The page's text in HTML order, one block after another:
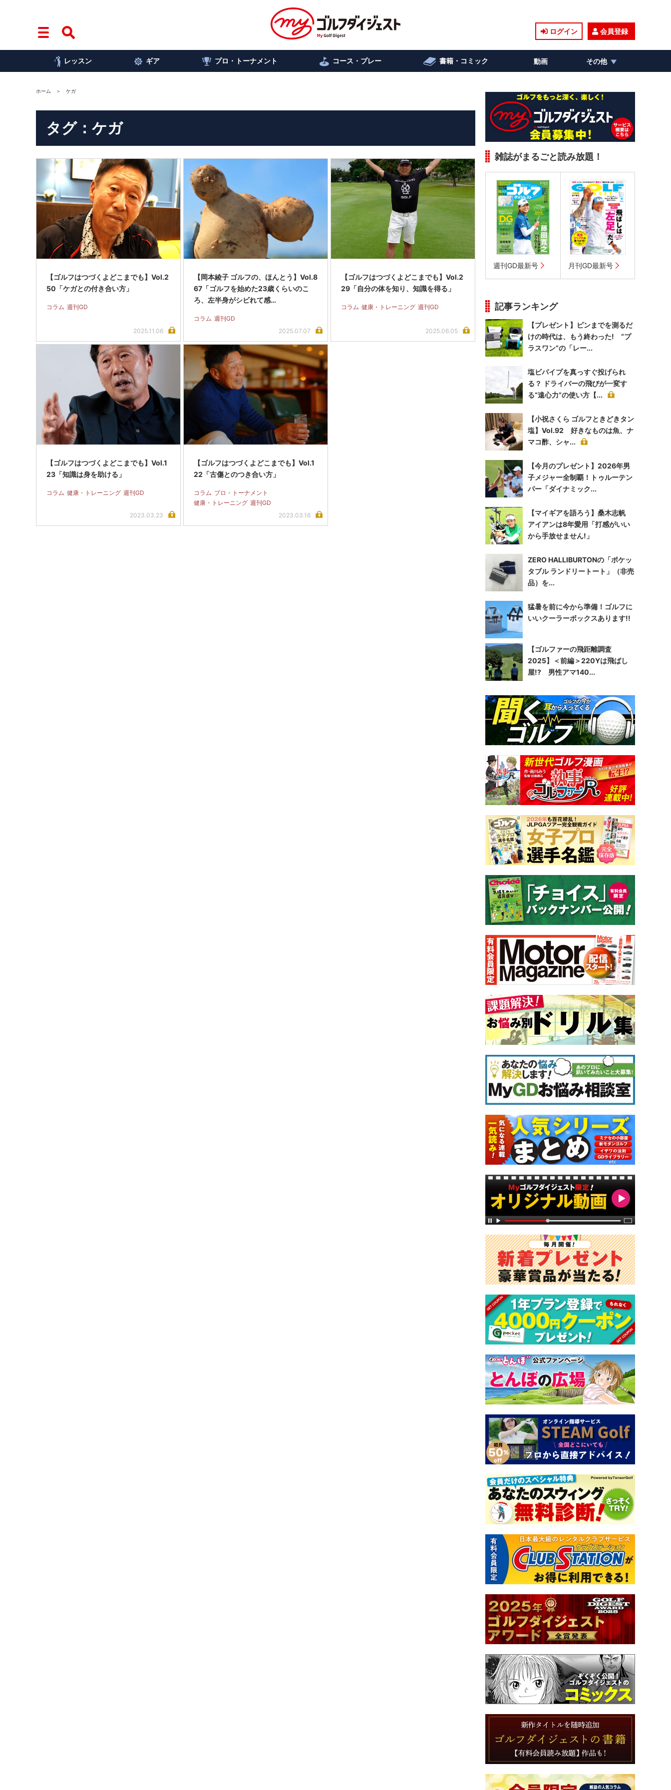
ログイン 会員登録
レッスン ギア プロ・トーナメント コース・プレー 書籍・コミック 動画 その他
ホーム ケガ
タグ：ケガ
【ゴルフはつづくよどこまでも】Vol.2
50「ケガとの付き合い方」
コラム 週刊GD
2025.11.06
【岡本綾子 ゴルフの、ほんとう】Vol.8
67「ゴルフを始めた23歳くらいのこ
ろ、左半身がシビれて感…
コラム 週刊GD
2025.07.07
【ゴルフはつづくよどこまでも】Vol.2
29「自分の体を知り、知識を得る」
コラム 健康・トレーニング 週刊GD
2025.06.05
【ゴルフはつづくよどこまでも】Vol.1
23「知識は身を助ける」
コラム 健康・トレーニング 週刊GD
2023.03.23
【ゴルフはつづくよどこまでも】Vol.1
22「古傷とのつき合い方」
コラム プロ・トーナメント
健康・トレーニング 週刊GD
2023.03.16
雑誌がまるごと読み放題！
週刊GD最新号 月刊GD最新号
記事ランキング
【プレゼント】ピンまでを測るだ
けの時代は、もう終わった! “プ
ラスワン”の「レー...
塩ビパイプを真っすぐ投げられ
る？ ドライバーの飛びが一変す
る“遠心力”の使い方【...
【小祝さくら ゴルフときどきタン
塩】Vol.92 好きなものは魚、ナ
マコ酢、シャ...
【今月のプレゼント】2026年男
子メジャー全制覇！トゥルーテン
パー「ダイナミック...
【マイギアを語ろう】桑木志帆
アイアンは8年愛用「打感がいい
から手放せません!」
ZERO HALLIBURTONの「ポケッ
タブル ランドリートート」（非売
品）を...
猛暑を前に今から準備！ゴルフに
いいクーラーボックスあります!!
【ゴルファーの飛距離調査
2025】＜前編＞220Yは飛ばし
屋!? 男性アマ140...